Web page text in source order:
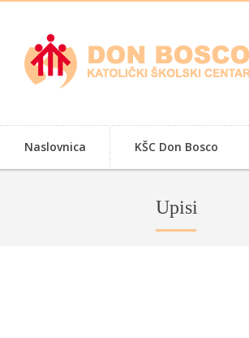
Naslovnica KŠC Don Bosco
Upisi